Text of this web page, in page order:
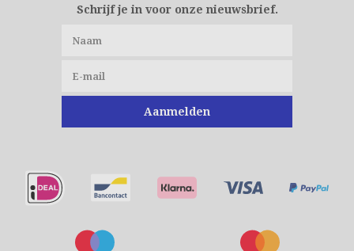
Schrijf je in voor onze nieuwsbrief.
Aanmelden